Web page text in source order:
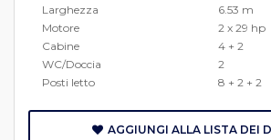
Larghezza
6.53 m
Motore
2 x 29 hp
Cabine
4 + 2
WC/Doccia
2
Posti letto
8 + 2 + 2
AGGIUNGI ALLA LISTA DEI